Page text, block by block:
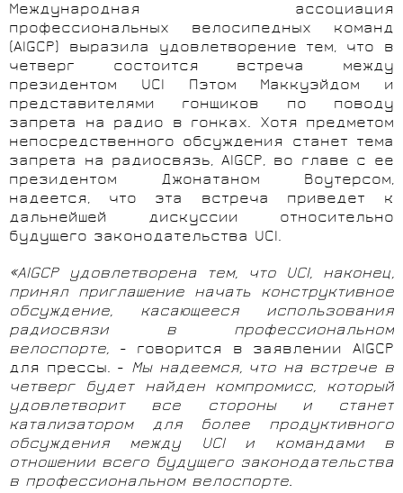
Международная ассоциация
профессиональных велосипедных команд
(AIGCP) выразила удовлетворение тем, что в
четверг состоится встреча между
президентом UCI Пэтом Маккуэйдом и
представителями гонщиков по поводу
запрета на радио в гонках. Хотя предметом
непосредственного обсуждения станет тема
запрета на радиосвязь, AIGCP, во главе с ее
президентом Джонатаном Воутерсом,
надеется, что эта встреча приведет к
дальнейшей дискуссии относительно
будущего законодательства UCI.
«AIGCP удовлетворена тем, что UCI, наконец,
принял приглашение начать конструктивное
обсуждение, касающееся использования
радиосвязи в профессиональном
велоспорте, - говорится в заявлении AIGCP
для прессы. - Мы надеемся, что на встрече в
четверг будет найден компромисс, который
удовлетворит все стороны и станет
катализатором для более продуктивного
обсуждения между UCI и командами в
отношении всего будущего законодательства
в профессиональном велоспорте.